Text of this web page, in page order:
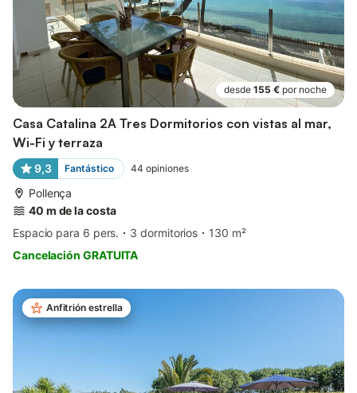
desde 155 € por noche
Casa Catalina 2A Tres Dormitorios con vistas al mar,
Wi-Fi y terraza
9,3 Fantástico 44 opiniones
Pollença
40 m de la costa
Espacio para 6 pers.
3 dormitorios
130 m²
Cancelación GRATUITA
Anfitrión estrella